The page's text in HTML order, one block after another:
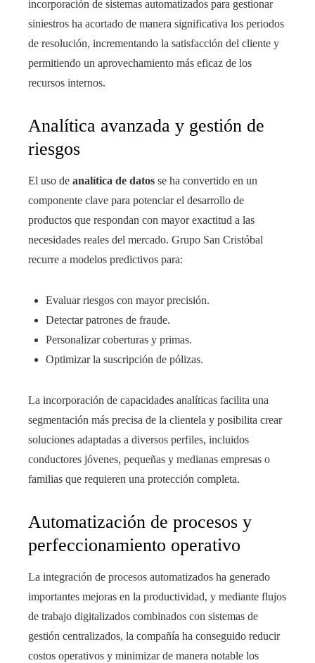
incorporación de sistemas automatizados para gestionar
siniestros ha acortado de manera significativa los periodos
de resolución, incrementando la satisfacción del cliente y
permitiendo un aprovechamiento más eficaz de los
recursos internos.
Analítica avanzada y gestión de
riesgos
El uso de analítica de datos se ha convertido en un
componente clave para potenciar el desarrollo de
productos que respondan con mayor exactitud a las
necesidades reales del mercado. Grupo San Cristóbal
recurre a modelos predictivos para:
Evaluar riesgos con mayor precisión.
Detectar patrones de fraude.
Personalizar coberturas y primas.
Optimizar la suscripción de pólizas.
La incorporación de capacidades analíticas facilita una
segmentación más precisa de la clientela y posibilita crear
soluciones adaptadas a diversos perfiles, incluidos
conductores jóvenes, pequeñas y medianas empresas o
familias que requieren una protección completa.
Automatización de procesos y
perfeccionamiento operativo
La integración de procesos automatizados ha generado
importantes mejoras en la productividad, y mediante flujos
de trabajo digitalizados combinados con sistemas de
gestión centralizados, la compañía ha conseguido reducir
costos operativos y minimizar de manera notable los